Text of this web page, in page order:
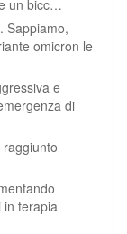
un bicc…
Sappiamo,
omicron le
e
di
terapia